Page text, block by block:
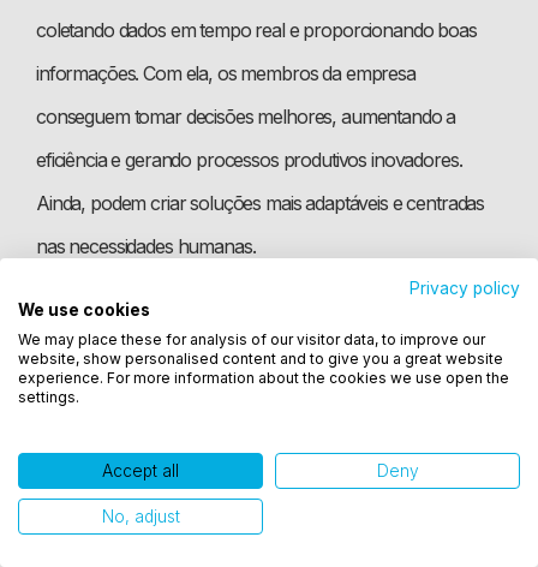
Utilizamos cookies para oferecer melhor
experiência, melhorar o desempenho, analisar
como você interage em nosso site e personalizar
conteúdo. Ao utilizar este site, você concorda com
Ok, entendi!
coletando dados em tempo real e proporcionando boas
informações. Com ela, os membros da empresa
conseguem tomar decisões melhores, aumentando a
eficiência e gerando processos produtivos inovadores.
Ainda, podem criar soluções mais adaptáveis e centradas
nas necessidades humanas.
AInteligência Artificial(e até mesmo o Machine Learning)
combinada com a expertise humana permite automatizar
concentrar em aspectos mais centrais e que demandam
criatividade. Essa sinergia aumenta a eficiência operacional,
Privacy policy
We use cookies
We may place these for analysis of our visitor data, to improve our
website, show personalised content and to give you a great website
experience. For more information about the cookies we use open the
settings.
Accept all Deny
No, adjust